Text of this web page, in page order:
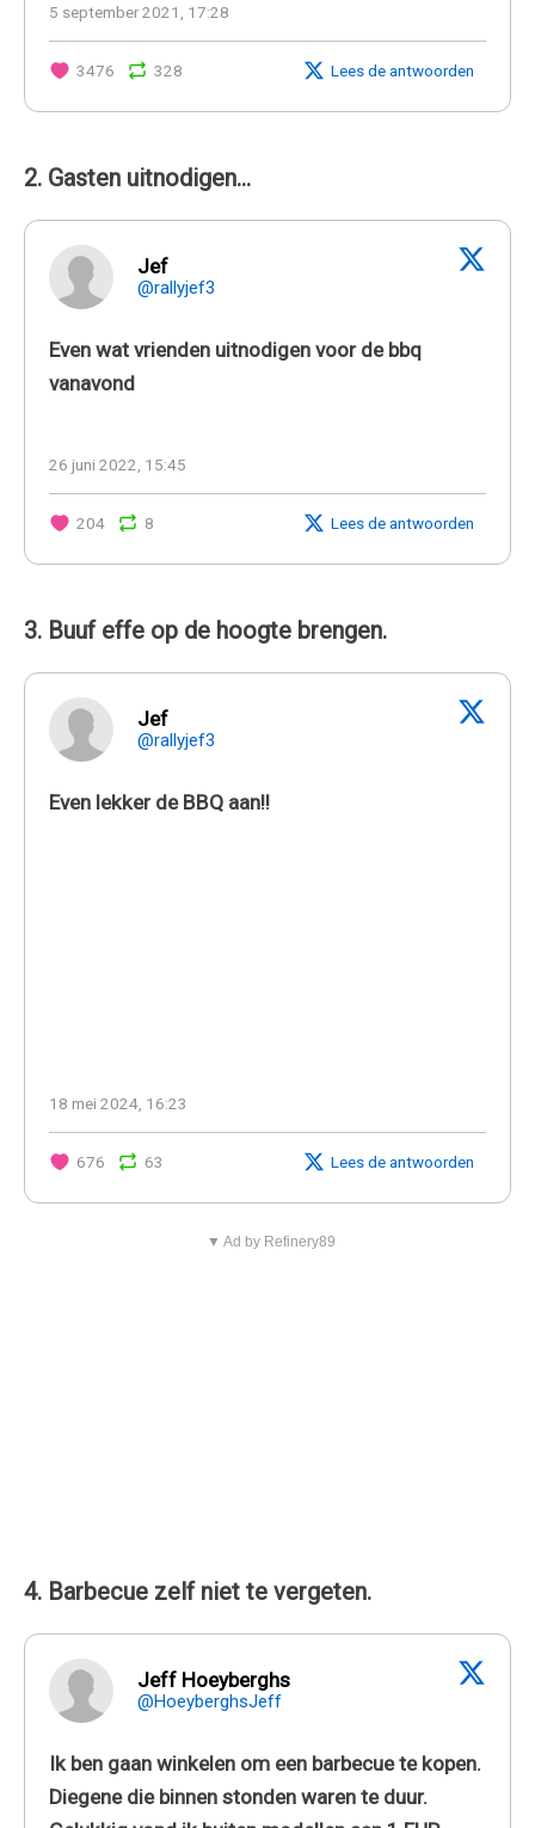
5 september 2021, 17:28
3476 328 Lees de antwoorden
2. Gasten uitnodigen...
Jef
@rallyjef3
Even wat vrienden uitnodigen voor de bbq
vanavond
26 juni 2022, 15:45
204 8 Lees de antwoorden
3. Buuf effe op de hoogte brengen.
Jef
@rallyjef3
Even lekker de BBQ aan!!
18 mei 2024, 16:23
676 63 Lees de antwoorden
▼ Ad by Refinery89
4. Barbecue zelf niet te vergeten.
Jeff Hoeyberghs
@HoeyberghsJeff
Ik ben gaan winkelen om een barbecue te kopen.
Diegene die binnen stonden waren te duur.